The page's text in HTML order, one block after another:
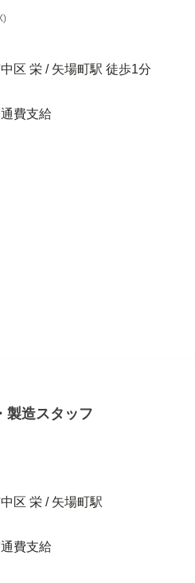
区 栄 / 矢場町駅 徒歩1分
費支給
製造スタッフ
区 栄 / 矢場町駅
費支給